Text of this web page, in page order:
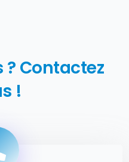
? Contactez
!